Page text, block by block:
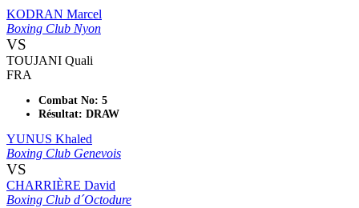
KODRAN Marcel
Boxing Club Nyon
VS
TOUJANI Quali
FRA
Combat No: 5
Résultat: DRAW
YUNUS Khaled
Boxing Club Genevois
VS
CHARRIÈRE David
Boxing Club d´Octodure